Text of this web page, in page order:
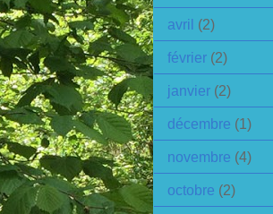
avril (2)
février (2)
janvier (2)
décembre (1)
novembre (4)
octobre (2)